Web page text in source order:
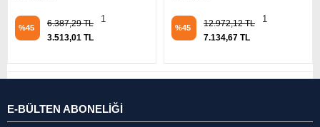
%45
6.387,29 TL
3.513,01 TL
1
%45
12.972,12 TL
7.134,67 TL
1
E-BÜLTEN ABONELİĞİ